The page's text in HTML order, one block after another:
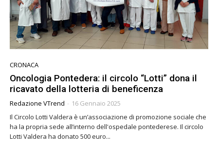
CRONACA
Oncologia Pontedera: il circolo “Lotti” dona il
ricavato della lotteria di beneficenza
Redazione VTrend - 16 Gennaio 2025
Il Circolo Lotti Valdera è un’associazione di promozione sociale che
ha la propria sede all’interno dell'ospedale pontederese. Il circolo
Lotti Valdera ha donato 500 euro...